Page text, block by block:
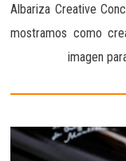
Albariza Creative
mostramos como
imagen